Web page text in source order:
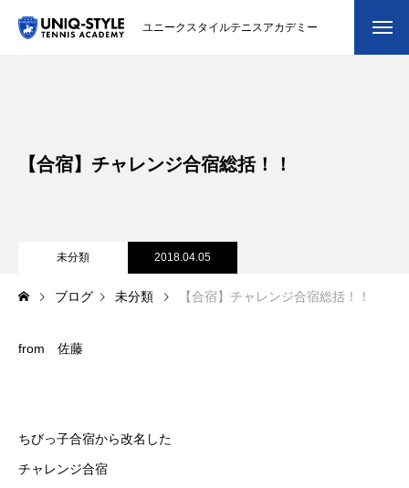
ユニークスタイルテニスアカデミー
スクール紹介・コーチ紹介
ブログ
アクセス
お問い合わせ
【合宿】チャレンジ合宿総括！！
未分類 2018.04.05
ブログ 未分類 【合宿】チャレンジ合宿総括！！
from 佐藤
ちびっ子合宿から改名した
チャレンジ合宿